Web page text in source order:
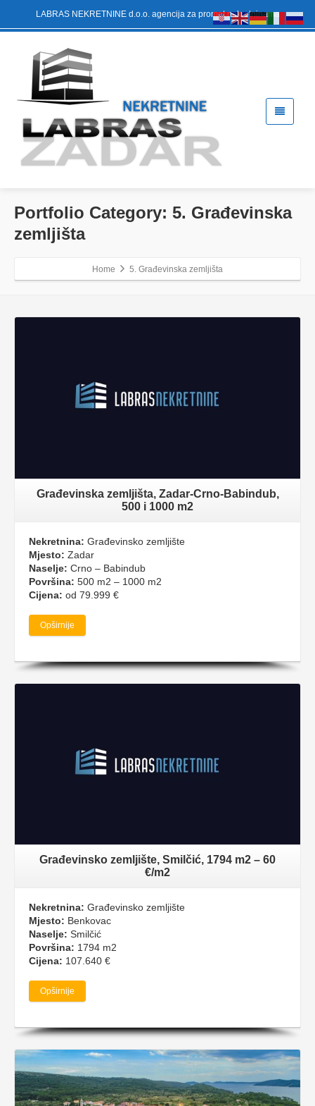
LABRAS NEKRETNINE d.o.o. agencija za promet nekretninama
Portfolio Category: 5. Građevinska
zemljišta
Home 5. Građevinska zemljišta
Građevinska zemljišta, Zadar-Crno-Babindub,
500 i 1000 m2
Nekretnina: Građevinsko zemljište
Mjesto: Zadar
Naselje: Crno – Babindub
Površina: 500 m2 – 1000 m2
Cijena: od 79.999 €
Opširnije
Građevinsko zemljište, Smilčić, 1794 m2 – 60
€/m2
Nekretnina: Građevinsko zemljište
Mjesto: Benkovac
Naselje: Smilčić
Površina: 1794 m2
Cijena: 107.640 €
Opširnije